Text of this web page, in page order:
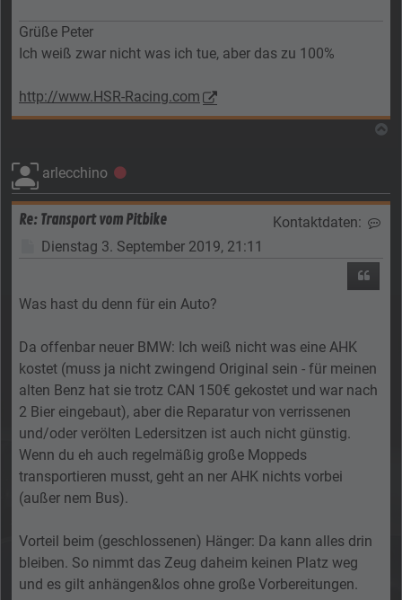
Grüße Peter
Ich weiß zwar nicht was ich tue, aber das zu 100%
http://www.HSR-Racing.com
arlecchino Offline
Re: Transport vom Pitbike Kontaktdaten:
Beitrag
Dienstag 3. September 2019, 21:11
Was hast du denn für ein Auto?
Da offenbar neuer BMW: Ich weiß nicht was eine AHK
kostet (muss ja nicht zwingend Original sein - für meinen
alten Benz hat sie trotz CAN 150€ gekostet und war nach
2 Bier eingebaut), aber die Reparatur von verrissenen
und/oder verölten Ledersitzen ist auch nicht günstig.
Wenn du eh auch regelmäßig große Moppeds
transportieren musst, geht an ner AHK nichts vorbei
(außer nem Bus).
Vorteil beim (geschlossenen) Hänger: Da kann alles drin
bleiben. So nimmt das Zeug daheim keinen Platz weg
und es gilt anhängen&los ohne große Vorbereitungen.